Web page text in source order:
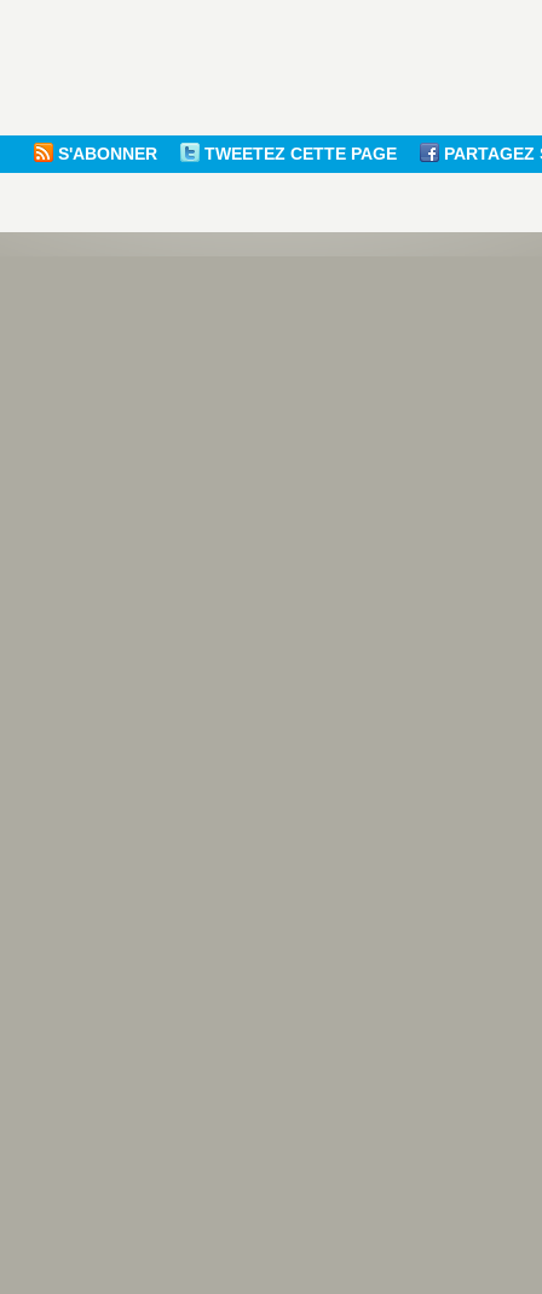
S'ABONNER TWEETEZ CETTE PAGE PARTAGEZ